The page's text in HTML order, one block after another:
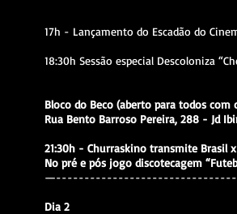
17h - Lançamento do Escadão do
18:30h Sessão especial Descoloniza
Bloco do Beco (aberto para todos com
Rua Bento Barroso Pereira, 288 - Jd
21:30h - Churraskino transmite Brasil
No pré e pós jogo discotecagem
Dia 2